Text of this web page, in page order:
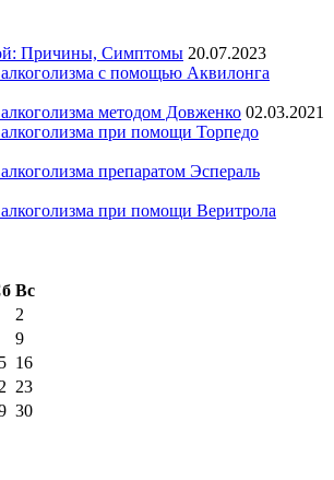
Причины, Симптомы 20.07.2023
с помощью Аквилонга
методом Довженко 02.03.2021
при помощи Торпедо
препаратом Эспераль
при помощи Веритрола
Вс
2
9
16
23
30